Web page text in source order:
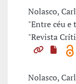
Nolasco,
"Entre céu e
"Revista
Nolasco,